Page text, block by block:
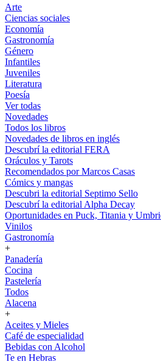
Arte
Ciencias sociales
Economía
Gastronomía
Género
Infantiles
Juveniles
Literatura
Poesía
Ver todas
Novedades
Todos los libros
Novedades de libros en inglés
Descubrí la editorial FERA
Oráculos y Tarots
Recomendados por Marcos Casas
Cómics y mangas
Descubri la editorial Septimo Sello
Descubrí la editorial Alpha Decay
Oportunidades en Puck, Titania y
Vinilos
Gastronomía
+
Panadería
Cocina
Pastelería
Todos
Alacena
+
Aceites y Mieles
Café de especialidad
Bebidas con Alcohol
Te en Hebras